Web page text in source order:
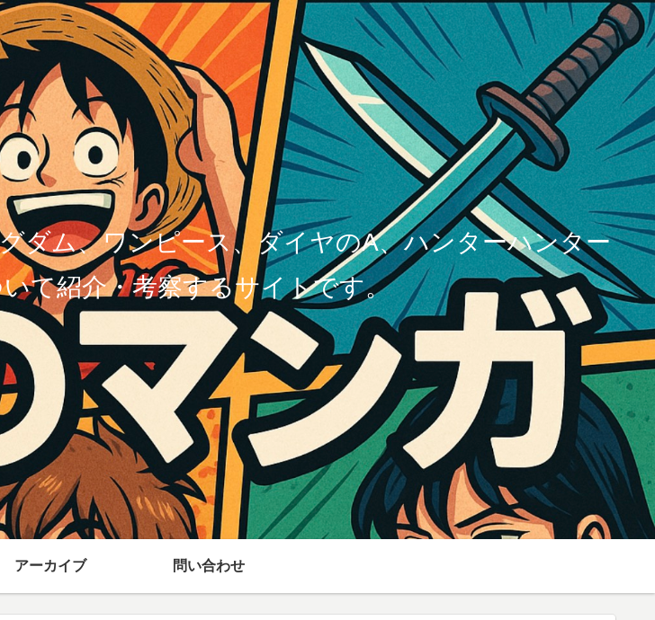
ダム、ワンピース、ダイヤのA、ハンターハンター
て紹介・考察するサイトです。
アーカイブ 問い合わせ